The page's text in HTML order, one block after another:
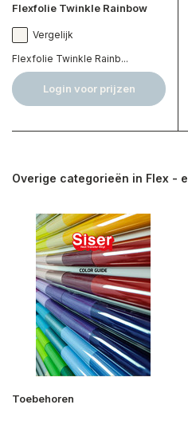
Flexfolie Twinkle Rainbow
Vergelijk
Flexfolie Twinkle Rainb...
Login voor prijzen
Overige categorieën in Flex -
Toebehoren